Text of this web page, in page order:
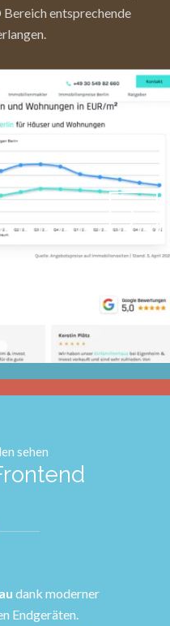
Bereich entsprechende
1 2 3
sehen
dank moderner
Endgeräten.